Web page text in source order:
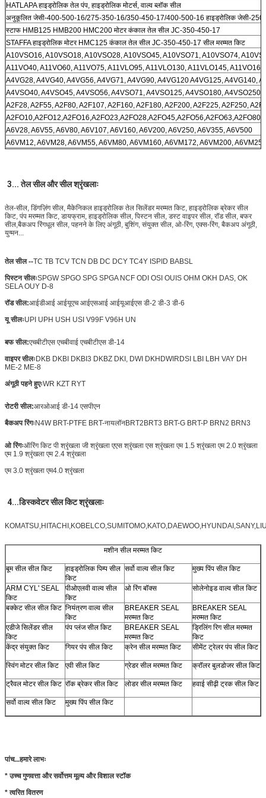
HATLAPA हाइड्रोलिक तेल पंप, हाइड्रोलिक मोटर्स, वाल्व ब्लॉक सील
अनुकूलित जेसी-400-500-16/275-350-16/350-450-17/400-500-16 हाइड्रोलिक जेसी-
स्टाफ HMB125 HMB200 HMC200 मोटर कंकाल तेल सील JC-350-450-17
STAFFA हाइड्रोलिक मोटर HMC125 कंकाल तेल सील JC-350-450-17 सील मरम्मत किट
A10VSO16, A10VSO18, A10VSO28, A10VSO45, A10VSO71, A10VSO74,
A11VO40, A11VO60, A11VO75, A11VLO95, A11VLO130, A11VLO145,
A4VG28, A4VG40, A4VG56, A4VG71, A4VG90, A4VG120 A4VG125, A4VG140,
A4VSO40, A4VSO45, A4VSO56, A4VSO71, A4VSO125, A4VSO180, A4VSO250,
A2F28, A2F55, A2F80, A2F107, A2F160, A2F180, A2F200, A2F225, A2F250,
A6V28, A6V55, A6V80, A6V107, A6V160, A6V200, A6V250, A6V355, A6V500
A6VM12, A6VM28, A6VM55, A6VM80, A6VM160, A6VM172, A6VM200,
3... तेल सील और सील श्रृंखलाः
तेल-सील, डिंगज़िंग सील, मैकेनिकल हाइड्रोलिक तेल सिलेंडर मरम्मत किट, हाइड्रोलिक ब्रेकर सील
किट, पंप मरम्मत किट, डायफ्राम, हाइड्रोलिक सील, पिस्टन सील, डस्ट वाइपर सील, रॉड सील, बफर
सील,बैकअप रिंगधूल सील, पहनने के लिए अंगूठी, बुशिंग, संयुक्त सील, ओ-रिंग, एक्स-रिंग, बैकअप अंगूठी,
युग्मन...
तेल सील --TC TB TCV TCN DB DC DCY TC4Y ISPID BABSL
पिस्टन सीलःSPGW SPGO SPG SPGA NCF ODI OSI OUIS OHM OKH DAS, OK
SELA OUY D-8
रॉड सील:आईडीआई आईयूएच आईएसआई आईयूआईएस डी-2 डी-3 डी-6
यू सीलःUPI UPH USH USI V99F V96H UN
बफ सील:एचबीटीएस एचबीवाई एचबीटीएस डी-14
वाइपर सीलःDKB DKBI DKBI3 DKBZ DKI, DWI DKHDWIRDSI LBI LBH VAY DH
ME-2 ME-8
अंगूठी पहने हुएःWR KZT RYT
रोटरी सील:आरओआई डी-14 एसपीएन
बैकअप रिंगःN4W BRT-PTFE BRT-नायलॉनBRT2BRT3 BRT-G BRT-P BRN2 BRN3
ओ रिंगःऑरिंग किट पी श्रृंखला जी श्रृंखला एएस श्रृंखला एस श्रृंखला एम 1.5 श्रृंखला एम 2.0 श्रृंखला
एम 1.9 श्रृंखला एम 2.4 श्रृंखला
एम 3.0 श्रृंखला एम4.0 श्रृंखला
4...डिस्कवेटर सील किट श्रृंखलाः
मशीन सील मरम्मत किट
बूम सील सील किट
हाइड्रोलिक पिम्प सील
किट
सर्वो वाल्व सील किट मुख्य पिंप सील किट
ARM CYL' SEAL
किट
पीओएलवी वाल्व सील
किट
ओ रिंग बॉक्स सोलेनोइड वाल्व सील किट
बक्केट सील सील किट नियंत्रण वाल्व सील
किट
BREAKER SEAL
मरम्मत किट
BREAKER SEAL
मरम्मत किट
एडीजे सिलेंडर सील
किट
पंप प्लंज सील किट
BREAKER SEAL
मरम्मत किट
ड्रिलिंग रिग सील मरम्मत
किट
केंद्र संयुक्त किट
गियर पंप सील किट क्रेन सील मरम्मत किट सीमेंट ट्रेलर पंप सील किट
स्विंग मोटर सील किट एवी सील किट ग्रेडर सील मरम्मत किट क्रॉलर बुलडोजर सील किट
ट्रैवल मोटर सील किट रॉक ब्रेकर सील किट लोडर सील मरम्मत किट हवाई सीढ़ी ट्रक सील किट
सर्वो वाल्व सील किट मुख्य पिंप सील किट
पांच...हमारे लाभः
* उच्च गुणवत्ता और सर्वोत्तम मूल्य और विशाल स्टॉक
* त्वरित वितरण